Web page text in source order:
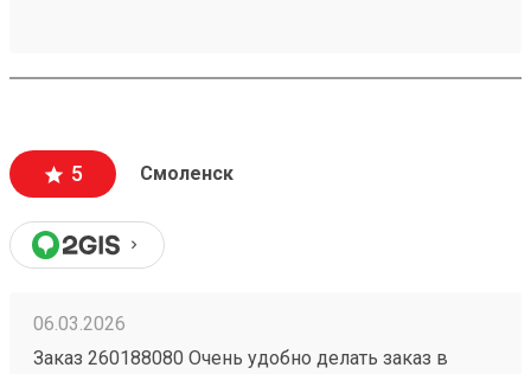
доставки и из чего. Даже есть телеграмм бот, что
поддержку, моментально ответили, менеджер
отредактировала заказ и все. Все супер
5 Смоленск
06.03.2026
Заказ 260188080 Очень удобно делать заказ в